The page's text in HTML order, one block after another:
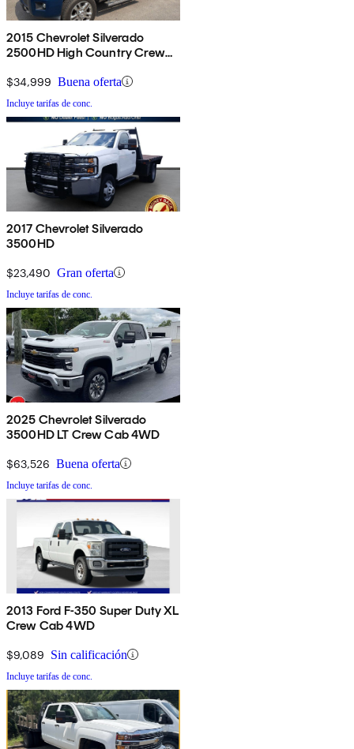
2015 Chevrolet Silverado
2500HD High Country Crew
$34,999 Buena oferta
Incluye tarifas de conc.
2017 Chevrolet Silverado
3500HD
$23,490 Gran oferta
Incluye tarifas de conc.
2025 Chevrolet Silverado
3500HD LT Crew Cab 4WD
$63,526 Buena oferta
Incluye tarifas de conc.
2013 Ford F-350 Super Duty XL
Crew Cab 4WD
$9,089 Sin calificación
Incluye tarifas de conc.